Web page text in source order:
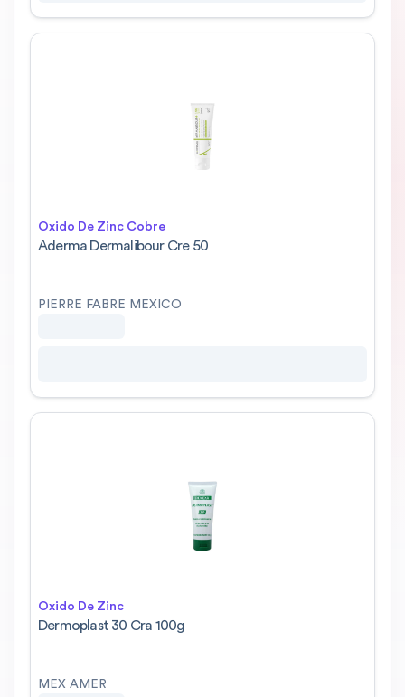
Oxido De Zinc Cobre
Aderma Dermalibour Cre 50
PIERRE FABRE MEXICO
Oxido De Zinc
Dermoplast 30 Cra 100g
MEX AMER